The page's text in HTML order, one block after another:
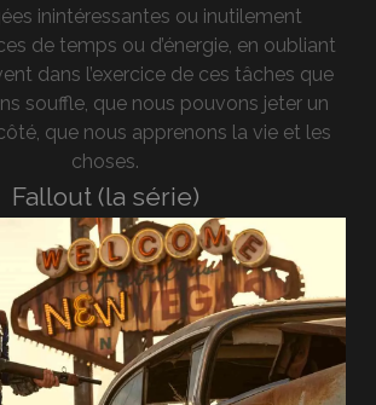
inintéressantes ou inutilement
de temps ou d’énergie, en oubliant
dans l’exercice de ces tâches que
souffle, que nous pouvons jeter un
que nous apprenons la vie et les
choses.
Fallout (la série)